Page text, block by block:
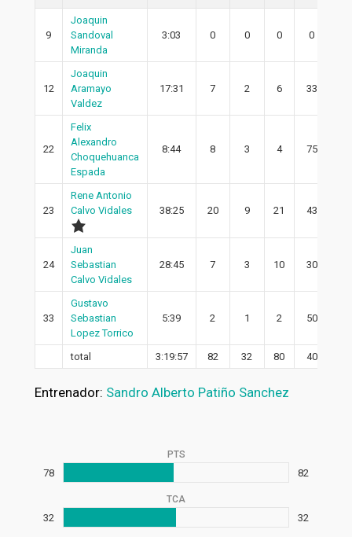
9
Joaquin
Sandoval
Miranda
3:03 0 0 0 0
12
Joaquin
Aramayo
Valdez
17:31 7 2 6 33
22
Felix
Alexandro
Choquehuanca
Espada
8:44 8 3 4 75
23
Rene Antonio
Calvo Vidales
38:25 20 9 21 43
24
Juan
Sebastian
Calvo Vidales
28:45 7 3 10 30
33
Gustavo
Sebastian
Lopez Torrico
5:39 2 1 2 50
total 3:19:57 82 32 80 40
Entrenador: Sandro Alberto Patiño Sanchez
PTS
78 82
TCA
32 32